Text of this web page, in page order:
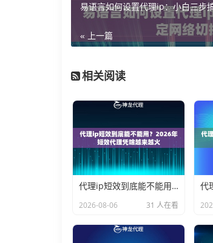
易语言如何设置代理ip：小白三步
« 上一篇
相关阅读
代理ip短效到底能不能用？2026年短效代理凭啥越来越火
2026-08-06 31 人在看